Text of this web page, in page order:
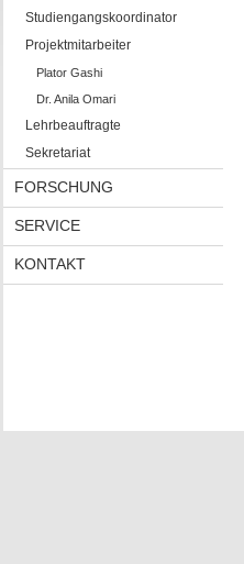
Studiengangskoordinator
Projektmitarbeiter
Plator Gashi
Dr. Anila Omari
Lehrbeauftragte
Sekretariat
FORSCHUNG
SERVICE
KONTAKT